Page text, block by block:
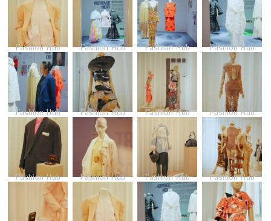
Fashion Hub Fashion Hub Fashion Hub Fashion Hub
Fashion Hub Fashion Hub Fashion Hub Fashion Hub
Fashion Hub Fashion Hub Fashion Hub Fashion Hub